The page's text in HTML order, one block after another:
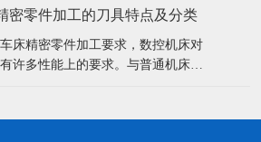
应选取较高的转速。 标准麻花
一个凿子刃和两个螺旋槽。由于没
模的固定装置，加工中心
密零件加工的刀具特点及分类
床精密零件加工要求，数控机床对
许多性能上的要求。与普通机床的
几何参数和切削参数的规范化、典